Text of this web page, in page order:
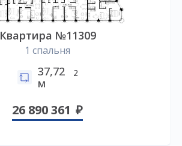
Квартира №11309
1 спальня
37,72
м
2
26 890 361